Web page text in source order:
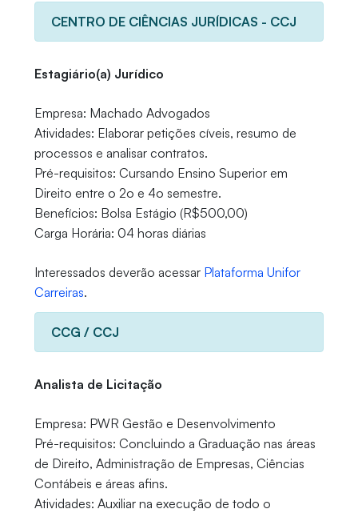
CENTRO DE CIÊNCIAS JURÍDICAS - CCJ
Estagiário(a) Jurídico
Empresa: Machado Advogados
Atividades: Elaborar petições cíveis, resumo de
processos e analisar contratos.
Pré-requisitos: Cursando Ensino Superior em
Direito entre o 2o e 4o semestre.
Benefícios: Bolsa Estágio (R$500,00)
Carga Horária: 04 horas diárias
Interessados deverão acessar Plataforma Unifor
Carreiras.
CCG / CCJ
Analista de Licitação
Empresa: PWR Gestão e Desenvolvimento
Pré-requisitos: Concluindo a Graduação nas áreas
de Direito, Administração de Empresas, Ciências
Contábeis e áreas afins.
Atividades: Auxiliar na execução de todo o